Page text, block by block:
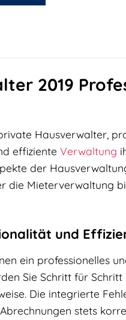
2019
Hausverwalter,
effiziente Verwaltung
der
die Mieterverwaltung
und
ein professionelles
Sie Schritt für
Die integrierte
stets